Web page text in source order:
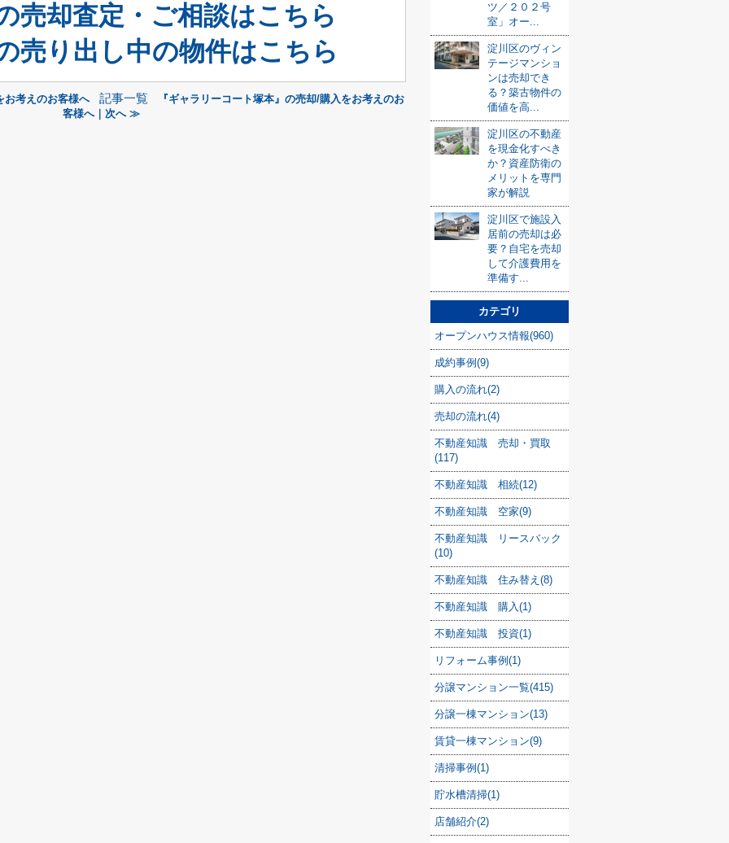
売却査定・ご相談はこちら
売り出し中の物件はこちら
考えのお客様へ 記事一覧
『ギャラリーコート塚本』の売却/購入をお考えのお
客様へ｜次へ ≫
ツ／２０２号
室」オー...
淀川区のヴィン
テージマンショ
ンは売却でき
る？築古物件の
価値を高...
淀川区の不動産
を現金化すべき
か？資産防衛の
メリットを専門
家が解説
淀川区で施設入
居前の売却は必
要？自宅を売却
して介護費用を
準備す...
カテゴリ
オープンハウス情報(960)
成約事例(9)
購入の流れ(2)
売却の流れ(4)
不動産知識 売却・買取
(117)
不動産知識 相続(12)
不動産知識 空家(9)
不動産知識 リースバック
(10)
不動産知識 住み替え(8)
不動産知識 購入(1)
不動産知識 投資(1)
リフォーム事例(1)
分譲マンション一覧(415)
分譲一棟マンション(13)
賃貸一棟マンション(9)
清掃事例(1)
貯水槽清掃(1)
店舗紹介(2)